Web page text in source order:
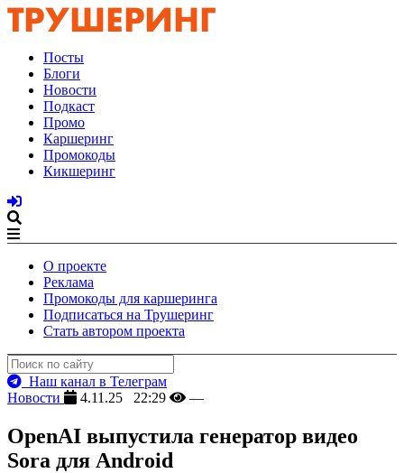
Посты
Блоги
Новости
Подкаст
Промо
Каршеринг
Промокоды
Кикшеринг
О проекте
Реклама
Промокоды для каршеринга
Подписаться на Трушеринг
Стать автором проекта
Наш канал в Телеграм
Новости
4.11.25 22:29 —
OpenAI выпустила генератор видео
Sora для Android